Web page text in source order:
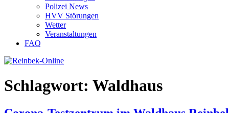
Polizei News
HVV Störungen
Wetter
Veranstaltungen
FAQ
Schlagwort: Waldhaus